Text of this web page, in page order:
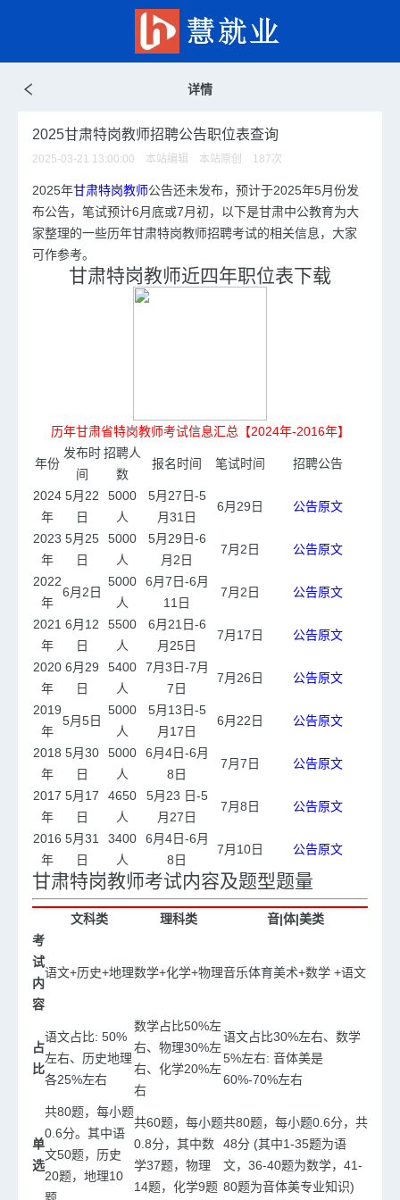
详情
2025甘肃特岗教师招聘公告职位表查询
2025-03-21 13:00:00 本站编辑 本站原创 187次
2025年甘肃特岗教师公告还未发布， 预计于2025年5月份发
布公告，笔试预计6月底或7月初，以下是甘肃中公教育为大
家整理的一些历年甘肃特岗教师招聘考试的相关信息，大家
可作参考。
甘肃特岗教师近四年职位表下载
历年甘肃省特岗教师考试信息汇总【2024年-2016年】
年份
发布时
间
招聘人
数
报名时间 笔试时间 招聘公告
2024
年
5月22
日
5000
人
5月27日-5
月31日
6月29日 公告原文
2023
年
5月25
日
5000
人
5月29日-6
月2日
7月2日 公告原文
2022
年
6月2日
5000
人
6月7日-6月
11日
7月2日 公告原文
2021
年
6月12
日
5500
人
6月21日-6
月25日
7月17日 公告原文
2020
年
6月29
日
5400
人
7月3日-7月
7日
7月26日 公告原文
2019
年
5月5日
5000
人
5月13日-5
月17日
6月22日 公告原文
2018
年
5月30
日
5000
人
6月4日-6月
8日
7月7日 公告原文
2017
年
5月17
日
4650
人
5月23 日-5
月27日
7月8日 公告原文
2016
年
5月31
日
3400
人
6月4日-6月
8日
7月10日 公告原文
甘肃特岗教师考试内容及题型题量
文科类 理科类
音|体|美类
考
试
内
容
语文+历史+地理数学+化学+物理音乐体育美术+数学 +语文
占
比
语文占比: 50%
左右、历史地理
各25%左右
数学占比50%左
右、物理30%左
右、化学20%左
右
语文占比30%左右、数学
5%左右: 音体美是
60%-70%左右
单
选
共80题，每小题
0.6分。其中语
文50题，历史
20题，地理10
共60题，每小题
0.8分，其中数
学37题，物理
14题，化学9题
共80题，每小题0.6分，共
48分 (其中1-35题为语
文，36-40题为数学，41-
80题为音体美专业知识)